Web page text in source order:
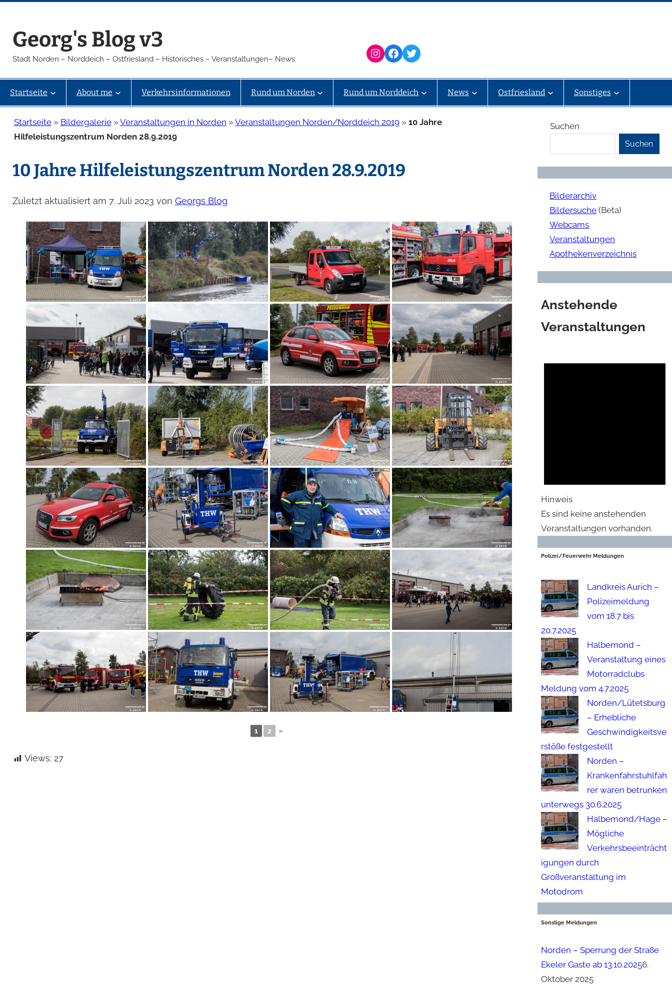
springen
Georg's Blog v3
Stadt Norden – Norddeich – Ostfriesland – Historisches – Veranstaltungen– News Instagram Facebook Twitter
Startseite About me Verkehrsinformationen Rund um Norden Rund um Norddeich News Ostfriesland Sonstiges
Startseite» Bildergalerie» Veranstaltungen in Norden » Veranstaltungen Norden/Norddeich 2019» 10 Jahre
Hilfeleistungszentrum Norden 28.9.2019
10 Jahre Hilfeleistungszentrum Norden 28.9.2019
Zuletzt aktualisiert am 7. Juli 2023 von Georgs Blog
1 2 ►
Views: 27
Suchen
Suchen
Bilderarchiv
Bildersuche (Beta)
Webcams
Veranstaltungen
Apothekenverzeichnis
Anstehende
Veranstaltungen
Hinweis
Es sind keine anstehenden
Veranstaltungen vorhanden.
Polizei/Feuerwehr Meldungen
Landkreis Aurich –
Polizeimeldung
vom 18.7 bis
20.7.2025
Halbemond –
Veranstaltung eines
Motorradclubs
Meldung vom 4.7.2025
Norden/Lütetsburg
– Erhebliche
Geschwindigkeitsve
rstöße festgestellt
Norden –
Krankenfahrstuhlfah
rer waren betrunken
unterwegs 30.6.2025
Halbemond/Hage –
Mögliche
Verkehrsbeeinträcht
igungen durch
Großveranstaltung im
Motodrom
Sonstige Meldungen
Norden – Sperrung der Straße
Ekeler Gaste ab 13.10.20256.
Oktober 2025